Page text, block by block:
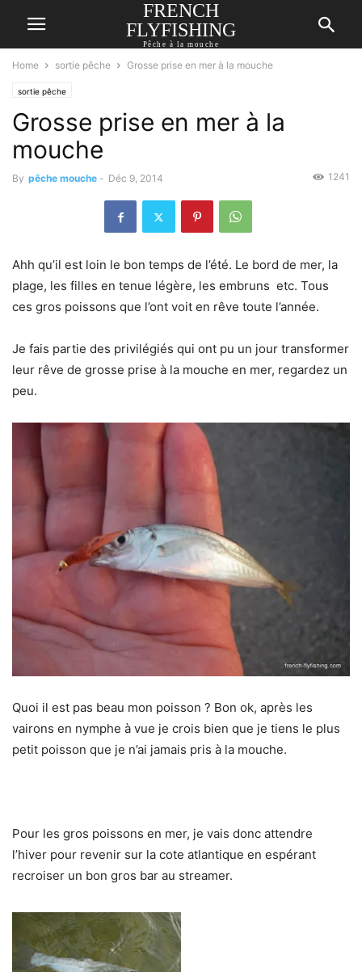
FRENCH
FLYFISHING
Pêche à la mouche
Home sortie pêche Grosse prise en mer à la mouche
sortie pêche
Grosse prise en mer à la
mouche
By pêche mouche - Déc 9, 2014 1241
Ahh qu’il est loin le bon temps de l’été. Le bord de mer, la
plage, les filles en tenue légère, les embruns etc. Tous
ces gros poissons que l’ont voit en rêve toute l’année.
Je fais partie des privilégiés qui ont pu un jour transformer
leur rêve de grosse prise à la mouche en mer, regardez un
peu.
Quoi il est pas beau mon poisson ? Bon ok, après les
vairons en nymphe à vue je crois bien que je tiens le plus
petit poisson que je n’ai jamais pris à la mouche.
Pour les gros poissons en mer, je vais donc attendre
l’hiver pour revenir sur la cote atlantique en espérant
recroiser un bon gros bar au streamer.